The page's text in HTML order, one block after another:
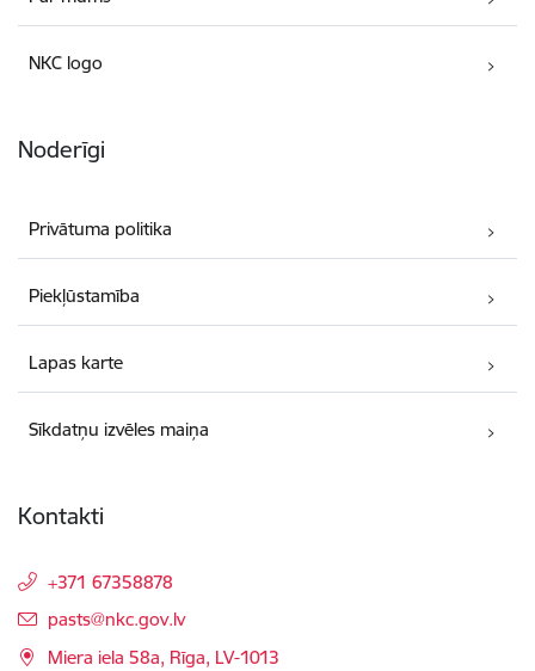
NKC logo
Noderīgi
Privātuma politika
Piekļūstamība
Lapas karte
Sīkdatņu izvēles maiņa
Kontakti
+371 67358878
E-pasts:
pasts@nkc.gov.lv
Miera iela 58a, Rīga, LV-1013